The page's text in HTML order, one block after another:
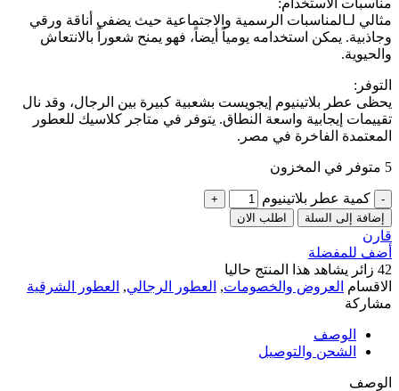
مناسبات الاستخدام:
مثالي لـالمناسبات الرسمية والاجتماعية حيث يضفي أناقة ورقي
وجاذبية. يمكن استخدامه يومياً أيضاً، فهو يمنح شعوراً بالانتعاش
والحيوية.
التوفر:
يحظى عطر بلاتينيوم إيجويست بشعبية كبيرة بين الرجال، وقد نال
تقييمات إيجابية واسعة النطاق. يتوفر في متاجر كلاسيك للعطور
المعتمدة الفاخرة في مصر.
5 متوفر في المخزون
كمية عطر بلاتينيوم
إضافة إلى السلة اطلب الان
قارن
أضف للمفضلة
42 زائر يشاهد هذا المنتج حاليا
الاقسام العروض والخصومات, العطور الرجالي, العطور الشرقية
مشاركة
الوصف
الشحن والتوصيل
الوصف